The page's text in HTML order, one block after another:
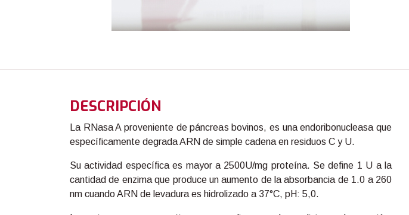
DESCRIPCIÓN
La RNasa A proveniente de páncreas bovinos, es una endoribonucleasa que
específicamente degrada ARN de simple cadena en residuos C y U.
Su actividad específica es mayor a 2500U/mg proteína. Se define 1 U a la
cantidad de enzima que produce un aumento de la absorbancia de 1.0 a 260
nm cuando ARN de levadura es hidrolizado a 37°C, pH: 5,0.